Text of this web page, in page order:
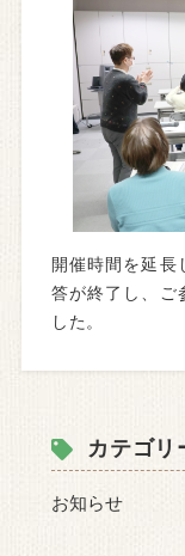
開催時間を延長
答が終了し、ご
した。
カテゴリ
お知らせ